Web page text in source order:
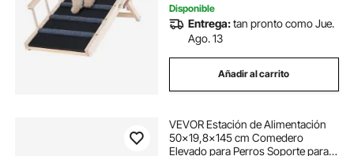
Disponible
Entrega:tan pronto como Jue.
Ago. 13
Añadir al carrito
VEVOR Estación de Alimentación
50x19,8x145 cm Comedero
Elevado para Perros Soporte para